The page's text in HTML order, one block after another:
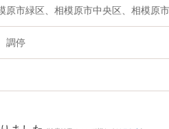
約したい』などでお困りの相談者さんにおす
原市緑区、相模原市中央区、相模原
調停